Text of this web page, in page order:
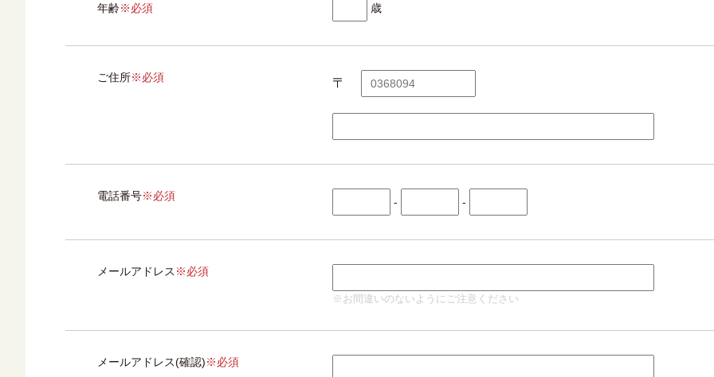
年齢※必須 歳
ご住所※必須 〒
電話番号※必須 - -
メールアドレス ※必須
※お間違いのないようにご注意ください
メールアドレス(確認)※必須